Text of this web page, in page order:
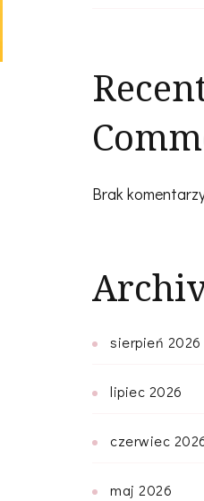
Brak
sierpień 2026
lipiec 2026
czerwiec
maj 2026